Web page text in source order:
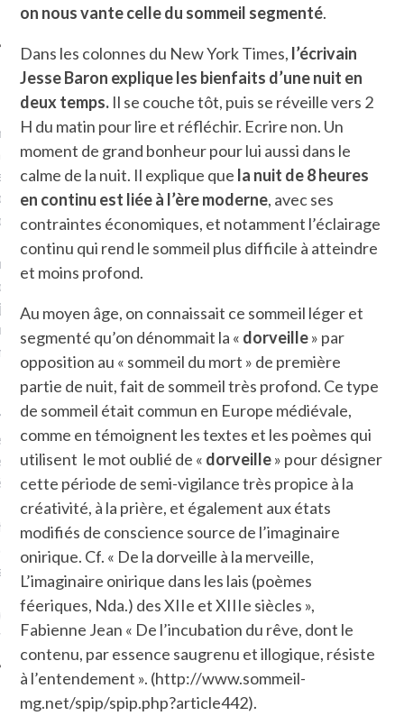
QUI MARCHE
journaliste à France
toujours aimé marcher.
conquis mais en
Je ne suis pas une
je le garde pour ce
je sens, j’entends, je
goûte et ceux que je
! Marcheuse des villes,
des ruines et des
qui Marche: pousseuse
cochère ou pas. Mais
pas d’interdit. Vélo,
bateau…
incite à un autre regard
curiosité. C’est un
surla-femme-qui-
on nous vante celle du sommeil segmenté.
Dans les colonnes du New York Times, l’écrivain
Jesse Baron explique les bienfaits d’une nuit en
deux temps. Il se couche tôt, puis se réveille vers 2
H du matin pour lire et réfléchir. Ecrire non. Un
moment de grand bonheur pour lui aussi dans le
calme de la nuit. Il explique que la nuit de 8heures
en continu est liée à l’ère moderne, avec ses
contraintes économiques, et notamment l’éclairage
continu qui rend le sommeil plus difficile à atteindre
et moins profond.
Au moyen âge, on connaissait ce sommeil léger et
segmenté qu’on dénommait la « dorveille» par
opposition au « sommeil du mort » de première
partie de nuit, fait de sommeil très profond. Ce type
de sommeil était commun en Europe médiévale,
comme en témoignent les textes et les poèmes qui
utilisent le mot oublié de « dorveille» pour désigner
cette période de semi-vigilance très propice à la
créativité, à la prière, et également aux états
modifiés de conscience source de l’imaginaire
onirique. Cf. « De la dorveille à la merveille,
L’imaginaire onirique dans les lais (poèmes
féeriques, Nda.) des XIIe et XIIIe siècles »,
Fabienne Jean « De l’incubation du rêve, dont le
contenu, par essence saugrenu et illogique, résiste
à l’entendement ». (http://www.sommeil-
mg.net/spip/spip.php?article442).